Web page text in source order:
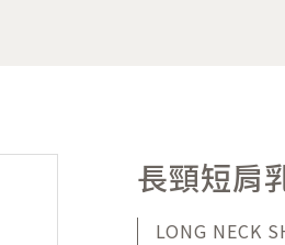
長頸短肩
LONG NECK